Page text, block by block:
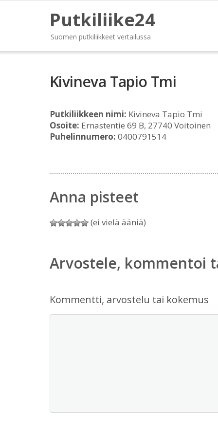
Putkiliike24
Suomen putkiliikkeet vertailussa
Kivineva Tapio Tmi
Putkiliikkeen nimi: Kivineva Tapio Tmi
Osoite: Ernastentie 69 B, 27740 Voitoinen
Puhelinnumero: 0400791514
Anna pisteet
(ei vielä ääniä)
Arvostele, kommentoi
Kommentti, arvostelu tai kokemus